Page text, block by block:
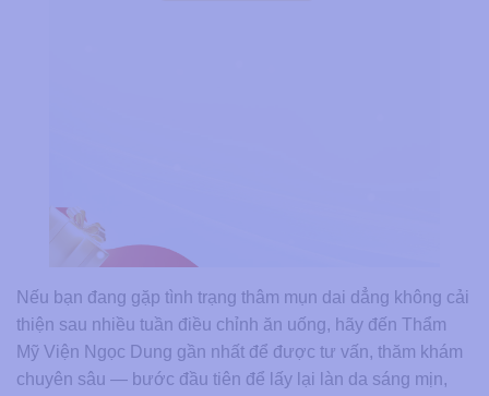
Nếu bạn đang gặp tình trạng thâm mụn dai dẳng không cải
thiện sau nhiều tuần điều chỉnh ăn uống, hãy đến Thẩm
Mỹ Viện Ngọc Dung gần nhất để được tư vấn, thăm khám
chuyên sâu — bước đầu tiên để lấy lại làn da sáng mịn,